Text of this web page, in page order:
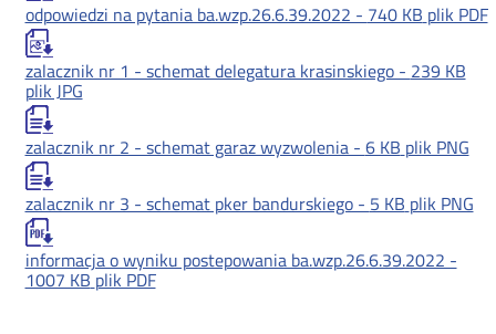
odpowiedzi na pytania ba.wzp.26.6.39.2022 - 740 KB plik PDF
zalacznik nr 1 - schemat delegatura krasinskiego - 239 KB
plik JPG
zalacznik nr 2 - schemat garaz wyzwolenia - 6 KB plik PNG
zalacznik nr 3 - schemat pker bandurskiego - 5 KB plik PNG
informacja o wyniku postepowania ba.wzp.26.6.39.2022 -
1007 KB plik PDF